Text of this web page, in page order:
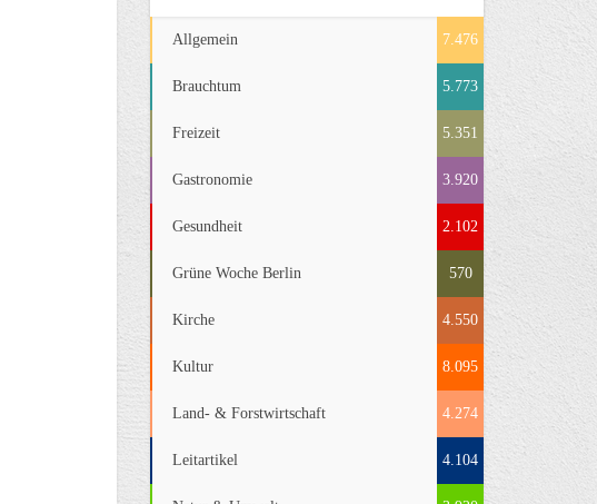
Allgemein 7.476
Brauchtum 5.773
Freizeit 5.351
Gastronomie 3.920
Gesundheit 2.102
Grüne Woche Berlin 570
Kirche 4.550
Kultur 8.095
Land- & Forstwirtschaft 4.274
Leitartikel 4.104